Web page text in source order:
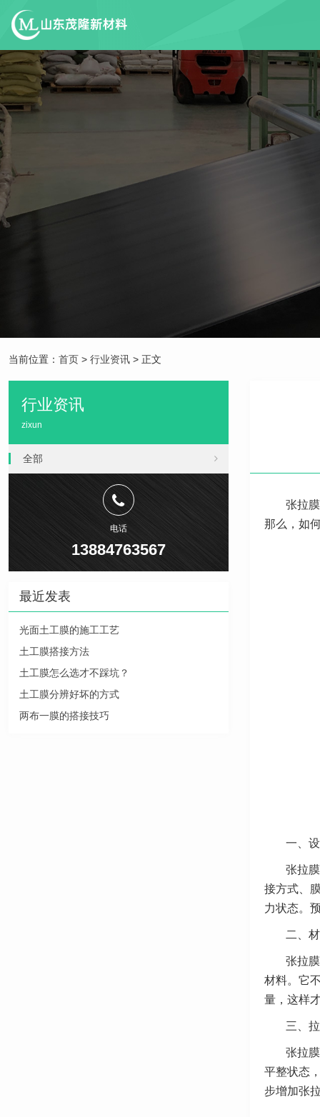
当前位置： 首页 > 行业资讯 > 正文
张拉
那么，如
一、
张拉
接方式、
力状态。
二、
张拉
材料。它
量，这样
三、
张拉
平整状态
步增加张
行业资讯
zixun
全部
电话
13884763567
最近发表
光面土工膜的施工工艺
土工膜搭接方法
土工膜怎么选才不踩坑？
土工膜分辨好坏的方式
两布一膜的搭接技巧